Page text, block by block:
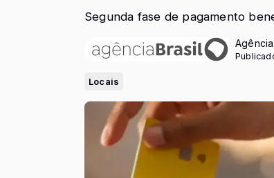
Segunda fase de pagamento
Locais